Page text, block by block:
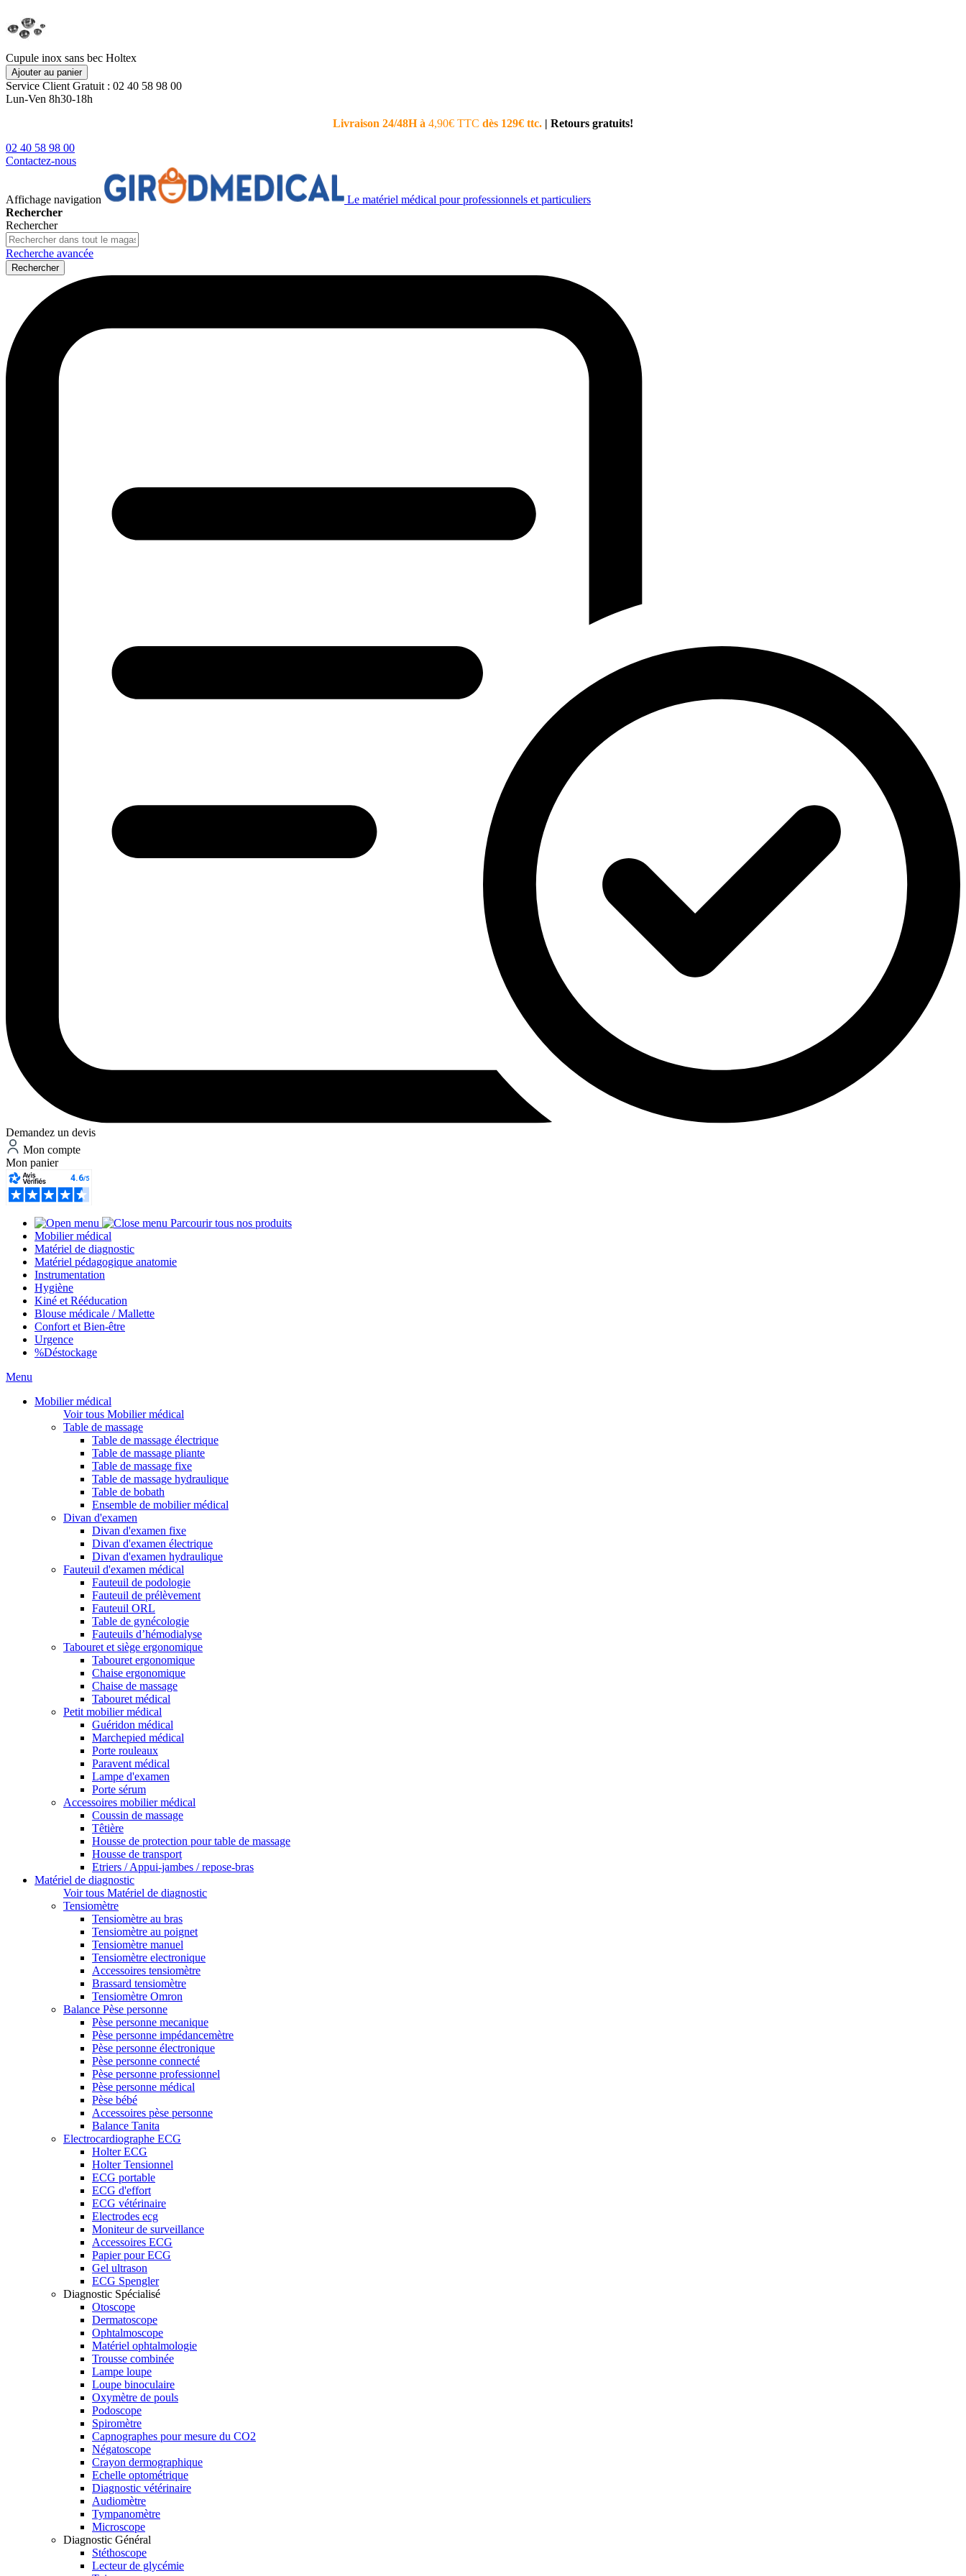
Cupule inox sans bec Holtex
Ajouter au panier
Service Client Gratuit : 02 40 58 98 00
Lun-Ven 8h30-18h
Livraison 24/48H à 4,90€ TTC dès 129€ ttc. | Retours gratuits!
02 40 58 98 00
Contactez-nous
Affichage navigation
Le matériel médical pour professionnels et particuliers
Rechercher
Rechercher
Recherche avancée
Rechercher
Demandez un devis
Mon compte
Mon panier
Parcourir tous nos produits
Mobilier médical
Matériel de diagnostic
Matériel pédagogique anatomie
Instrumentation
Hygiène
Kiné et Rééducation
Blouse médicale / Mallette
Confort et Bien-être
Urgence
%Déstockage
Menu
Mobilier médical
Voir tous Mobilier médical
Table de massage
Table de massage électrique
Table de massage pliante
Table de massage fixe
Table de massage hydraulique
Table de bobath
Ensemble de mobilier médical
Divan d'examen
Divan d'examen fixe
Divan d'examen électrique
Divan d'examen hydraulique
Fauteuil d'examen médical
Fauteuil de podologie
Fauteuil de prélèvement
Fauteuil ORL
Table de gynécologie
Fauteuils d’hémodialyse
Tabouret et siège ergonomique
Tabouret ergonomique
Chaise ergonomique
Chaise de massage
Tabouret médical
Petit mobilier médical
Guéridon médical
Marchepied médical
Porte rouleaux
Paravent médical
Lampe d'examen
Porte sérum
Accessoires mobilier médical
Coussin de massage
Têtière
Housse de protection pour table de massage
Housse de transport
Etriers / Appui-jambes / repose-bras
Matériel de diagnostic
Voir tous Matériel de diagnostic
Tensiomètre
Tensiomètre au bras
Tensiomètre au poignet
Tensiomètre manuel
Tensiomètre electronique
Accessoires tensiomètre
Brassard tensiomètre
Tensiomètre Omron
Balance Pèse personne
Pèse personne mecanique
Pèse personne impédancemètre
Pèse personne électronique
Pèse personne connecté
Pèse personne professionnel
Pèse personne médical
Pèse bébé
Accessoires pèse personne
Balance Tanita
Electrocardiographe ECG
Holter ECG
Holter Tensionnel
ECG portable
ECG d'effort
ECG vétérinaire
Electrodes ecg
Moniteur de surveillance
Accessoires ECG
Papier pour ECG
Gel ultrason
ECG Spengler
Diagnostic Spécialisé
Otoscope
Dermatoscope
Ophtalmoscope
Matériel ophtalmologie
Trousse combinée
Lampe loupe
Loupe binoculaire
Oxymètre de pouls
Podoscope
Spiromètre
Capnographes pour mesure du CO2
Négatoscope
Crayon dermographique
Echelle optométrique
Diagnostic vétérinaire
Audiomètre
Tympanomètre
Microscope
Diagnostic Général
Stéthoscope
Lecteur de glycémie